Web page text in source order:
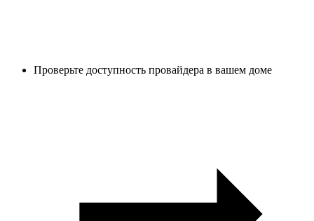
Проверьте доступность провайдера в вашем доме